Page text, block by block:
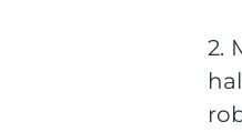
2.